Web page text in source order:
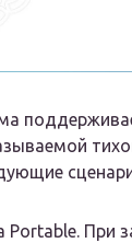
Portable. При